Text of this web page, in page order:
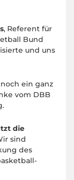
, Referent für
Bund
und uns
ein ganz
vom DBB
die
sind
des